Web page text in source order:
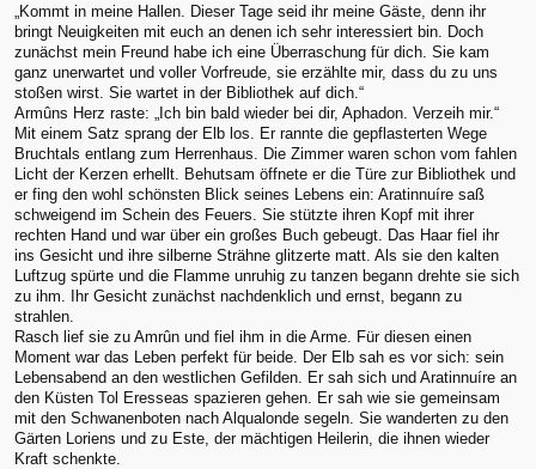
„Kommt in meine Hallen. Dieser Tage seid ihr meine Gäste, denn ihr
bringt Neuigkeiten mit euch an denen ich sehr interessiert bin. Doch
zunächst mein Freund habe ich eine Überraschung für dich. Sie kam
ganz unerwartet und voller Vorfreude, sie erzählte mir, dass du zu uns
stoßen wirst. Sie wartet in der Bibliothek auf dich.“
Armûns Herz raste: „Ich bin bald wieder bei dir, Aphadon. Verzeih mir.“
Mit einem Satz sprang der Elb los. Er rannte die gepflasterten Wege
Bruchtals entlang zum Herrenhaus. Die Zimmer waren schon vom fahlen
Licht der Kerzen erhellt. Behutsam öffnete er die Türe zur Bibliothek und
er fing den wohl schönsten Blick seines Lebens ein: Aratinnuíre saß
schweigend im Schein des Feuers. Sie stützte ihren Kopf mit ihrer
rechten Hand und war über ein großes Buch gebeugt. Das Haar fiel ihr
ins Gesicht und ihre silberne Strähne glitzerte matt. Als sie den kalten
Luftzug spürte und die Flamme unruhig zu tanzen begann drehte sie sich
zu ihm. Ihr Gesicht zunächst nachdenklich und ernst, begann zu
strahlen.
Rasch lief sie zu Amrûn und fiel ihm in die Arme. Für diesen einen
Moment war das Leben perfekt für beide. Der Elb sah es vor sich: sein
Lebensabend an den westlichen Gefilden. Er sah sich und Aratinnuíre an
den Küsten Tol Eresseas spazieren gehen. Er sah wie sie gemeinsam
mit den Schwanenboten nach Alqualonde segeln. Sie wanderten zu den
Gärten Loriens und zu Este, der mächtigen Heilerin, die ihnen wieder
Kraft schenkte.